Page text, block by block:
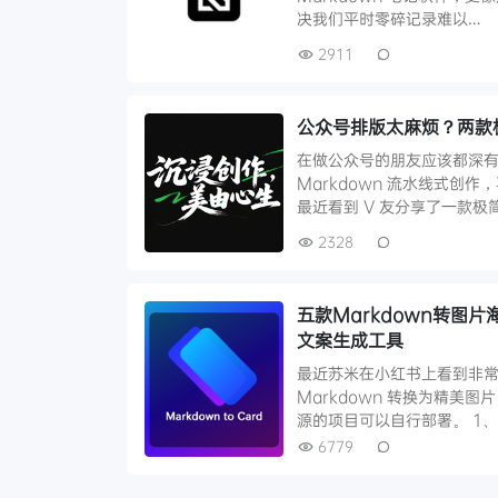
决我们平时零碎记录难以…
2911
公众号排版太麻烦？两
在做公众号的朋友应该都深
Markdown 流水线式创作，
最近看到 V 友分享了一款
2328
五款Markdown转图片
文案生成工具
最近苏米在小红书上看到非
Markdown 转换为精美图
源的项目可以自行部署。
6779